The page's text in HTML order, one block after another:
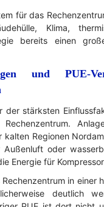
für das
Klima,
bereits einen
und PUE-
der stärksten
Rechenzentrum.
kalten Regionen
oder
Energie für
Rechenzentrum in einer
deutlich